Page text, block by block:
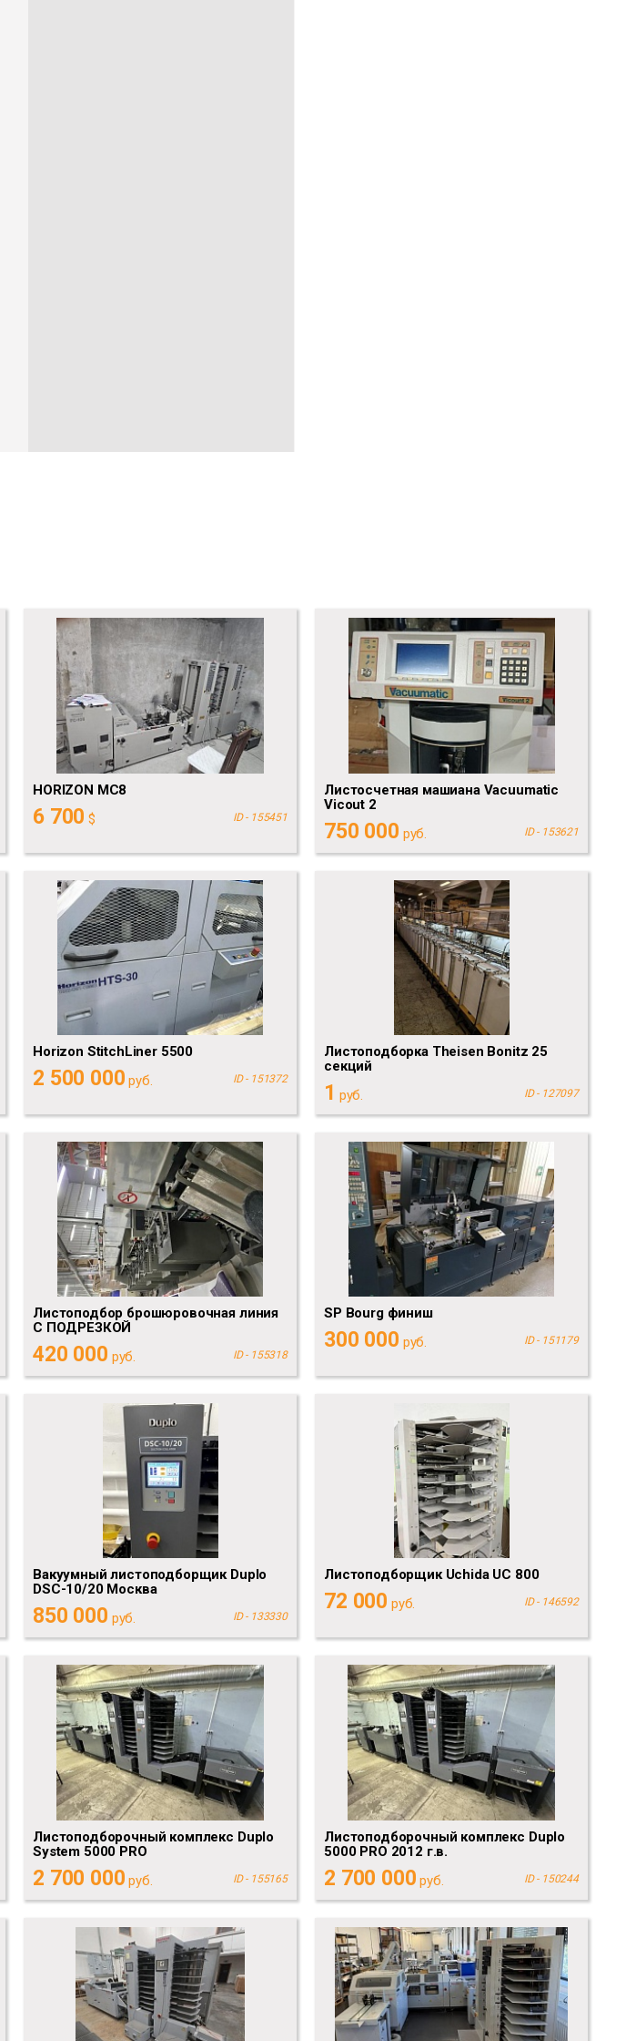
HORIZON MC8
6 700 $ ID - 155451
Листосчетная машиана Vacuumatic
Vicout 2
750 000 руб. ID - 153621
Horizon StitchLiner 5500
2 500 000 руб. ID - 151372
Листоподборка Theisen Bonitz 25
cекций
1 руб. ID - 127097
Листоподбор брошюровочная линия
С ПОДРЕЗКОЙ
420 000 руб. ID - 155318
SP Bourg финиш
300 000 руб. ID - 151179
Вакуумный листоподборщик Duplo
DSC-10/20 Москва
850 000 руб. ID - 133330
Листоподборщик Uchida UC 800
72 000 руб. ID - 146592
Листоподборочный комплекс Duplo
System 5000 PRO
2 700 000 руб. ID - 155165
Листоподборочный комплекс Duplo
5000 PRO 2012 г.в.
2 700 000 руб. ID - 150244